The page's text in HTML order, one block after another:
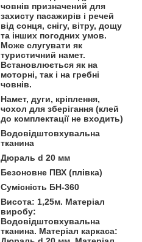
човнів призначений для
захисту пасажирів і речей
від сонця, снігу, вітру, дощу
та інших погодних умов.
Може слугувати як
туристичний намет.
Встановлюється як на
моторні, так і на гребні
човнів.
Намет, дуги, кріплення,
чохол для зберігання (клей
до комплектації не входить)
Водовідштовхувальна
тканина
Дюраль d 20 мм
Безоновне ПВХ (плівка)
Сумісність БН-360
Висота: 1,25м. Матеріал
виробу:
Водовідштовхувальна
тканина. Матеріал каркаса: